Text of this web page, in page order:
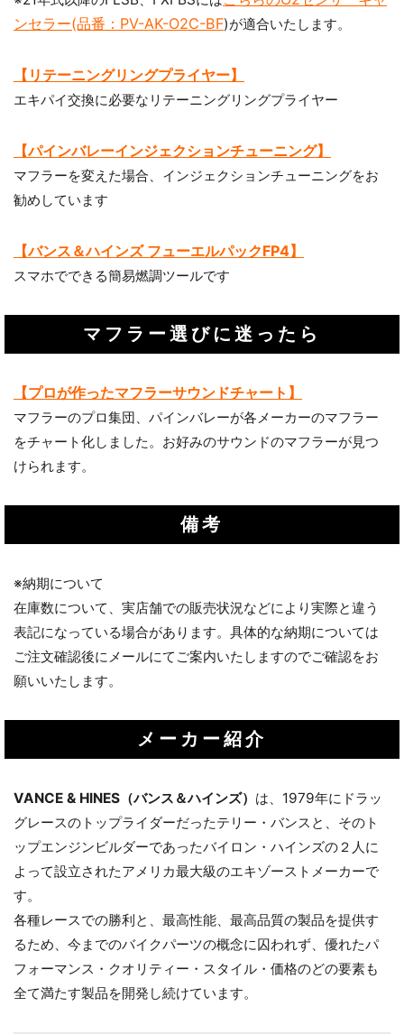
ンセラー(品番：PV-AK-O2C-BF)が適合いたします。
【リテーニングリングプライヤー】
エキパイ交換に必要なリテーニングリングプライヤー
【パインバレーインジェクションチューニング】
マフラーを変えた場合、インジェクションチューニングをお
勧めしています
【バンス＆ハインズ フューエルパックFP4】
スマホでできる簡易燃調ツールです
マフラー選びに迷ったら
【プロが作ったマフラーサウンドチャート】
マフラーのプロ集団、パインバレーが各メーカーのマフラー
をチャート化しました。お好みのサウンドのマフラーが見つ
けられます。
備考
※納期について
在庫数について、実店舗での販売状況などにより実際と違う
表記になっている場合があります。具体的な納期については
ご注文確認後にメールにてご案内いたしますのでご確認をお
願いいたします。
メーカー紹介
VANCE & HINES（バンス＆ハインズ） は、1979年にドラッ
グレースのトップライダーだったテリー・バンスと、そのト
ップエンジンビルダーであったバイロン・ハインズの２人に
よって設立されたアメリカ最大級のエキゾーストメーカーで
す。
各種レースでの勝利と、最高性能、最高品質の製品を提供す
るため、今までのバイクパーツの概念に囚われず、優れたパ
フォーマンス・クオリティー・スタイル・価格のどの要素も
全て満たす製品を開発し続けています。
お買い物を続ける カートへ進む